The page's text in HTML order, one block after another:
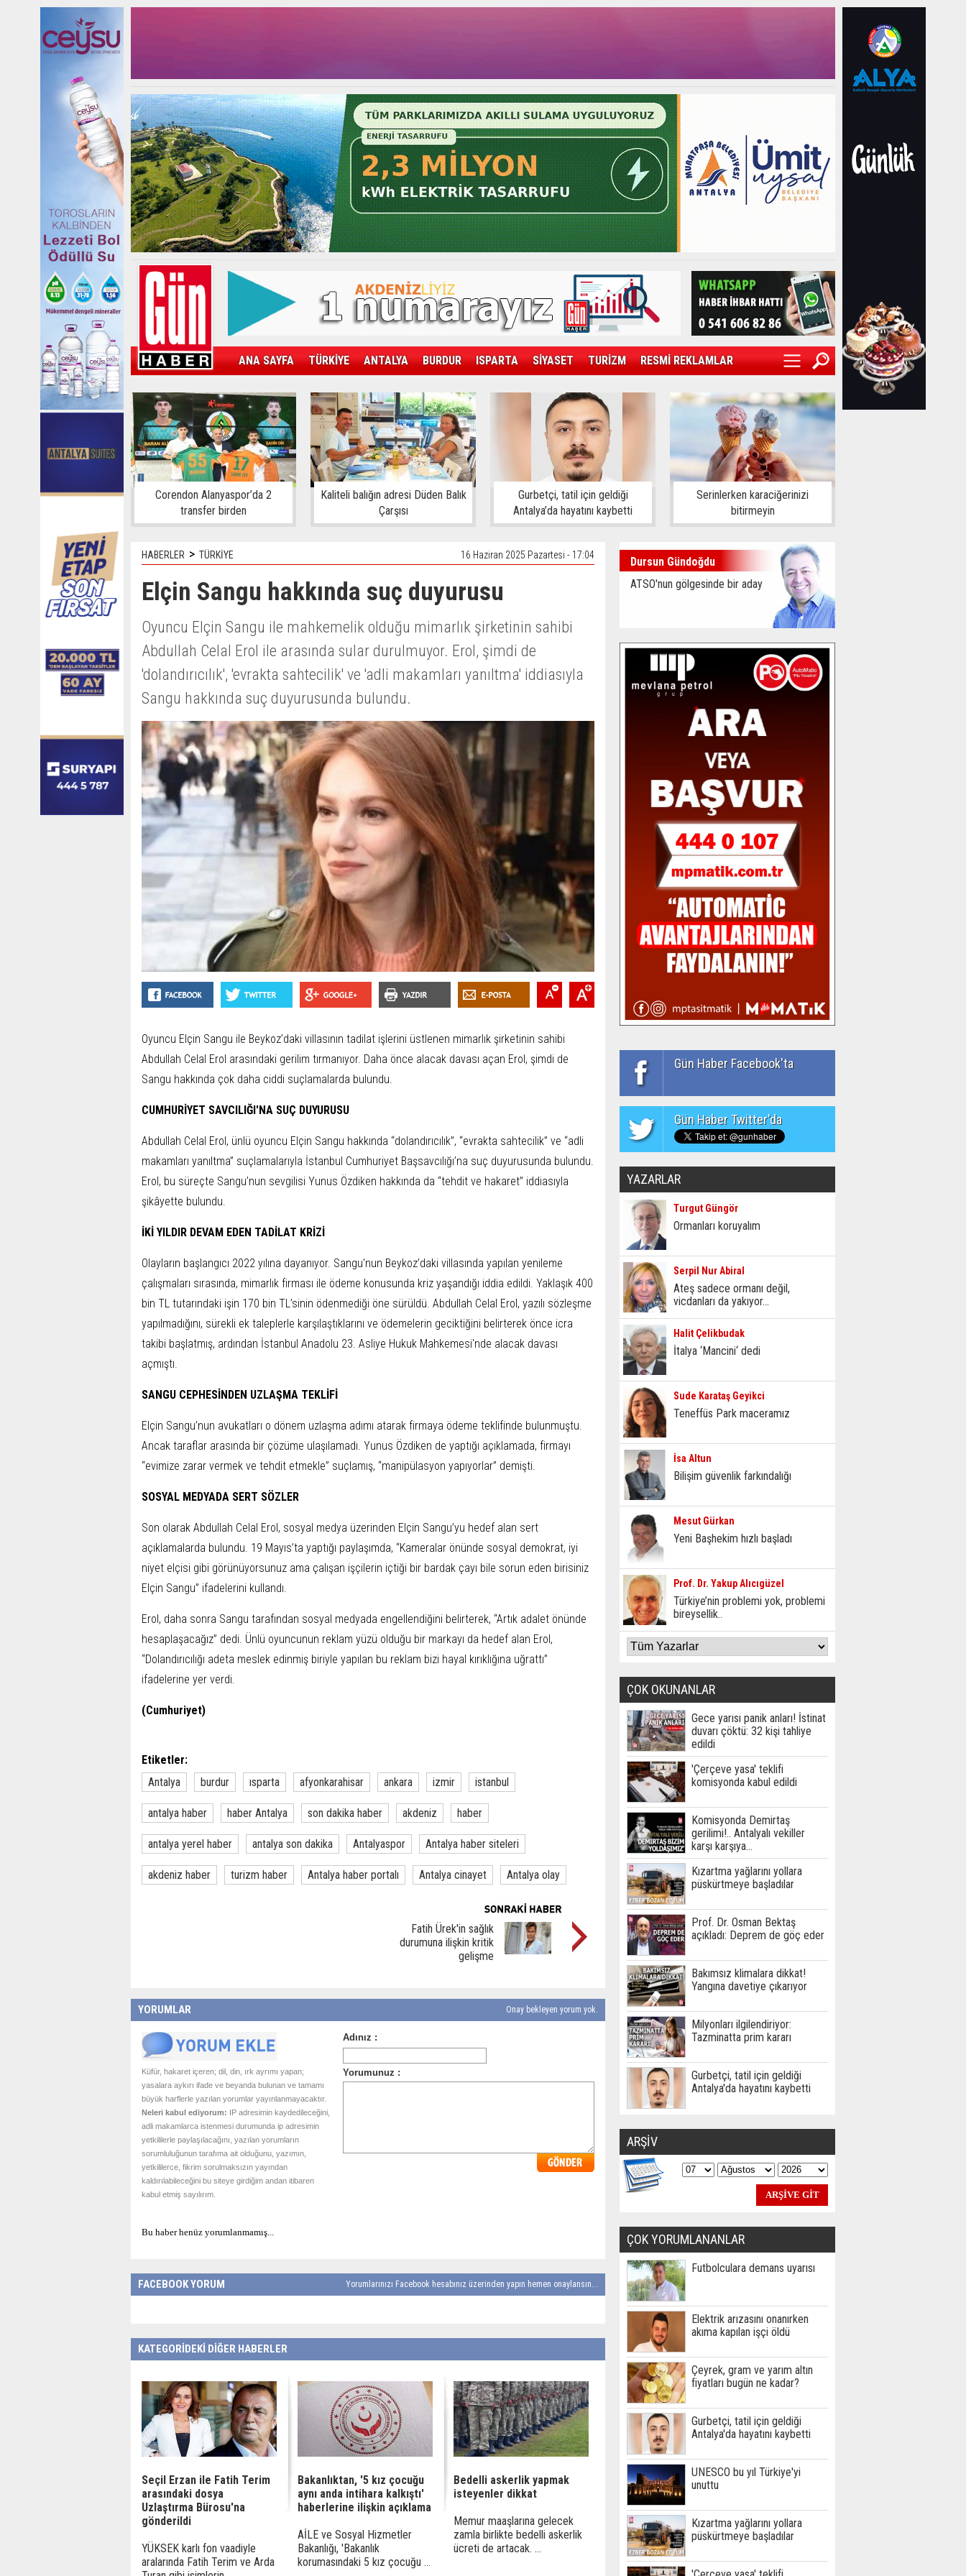
ANA SAYFA TÜRKİYE ANTALYA BURDUR ISPARTA SİYASET TURİZM RESMİ REKLAMLAR
KAMPÜS SPOR GÜN'ÜN ÜRÜNÜ SAĞLIK EKONOMİ DÜNYA
Corendon Alanyaspor’da 2
transfer birden
Kaliteli balığın adresi Düden Balık
Çarşısı
Gurbetçi, tatil için geldiği
Antalya’da hayatını kaybetti
Serinlerken karaciğerinizi
bitirmeyin
HABERLER > TÜRKİYE 16 Haziran 2025 Pazartesi - 17:04
Elçin Sangu hakkında suç duyurusu
Oyuncu Elçin Sangu ile mahkemelik olduğu mimarlık şirketinin sahibi
Abdullah Celal Erol ile arasında sular durulmuyor. Erol, şimdi de
'dolandırıcılık', 'evrakta sahtecilik' ve 'adli makamları yanıltma' iddiasıyla
Sangu hakkında suç duyurusunda bulundu.
Oyuncu Elçin Sangu ile Beykoz’daki villasının tadilat işlerini üstlenen mimarlık şirketinin sahibi
Abdullah Celal Erol arasındaki gerilim tırmanıyor. Daha önce alacak davası açan Erol, şimdi de
Sangu hakkında çok daha ciddi suçlamalarda bulundu.
CUMHURİYET SAVCILIĞI'NA SUÇ DUYURUSU
Abdullah Celal Erol, ünlü oyuncu Elçin Sangu hakkında “dolandırıcılık”, “evrakta sahtecilik” ve “adli
makamları yanıltma” suçlamalarıyla İstanbul Cumhuriyet Başsavcılığı’na suç duyurusunda bulundu.
Erol, bu süreçte Sangu’nun sevgilisi Yunus Özdiken hakkında da “tehdit ve hakaret” iddiasıyla
şikâyette bulundu.
İKİ YILDIR DEVAM EDEN TADİLAT KRİZİ
Olayların başlangıcı 2022 yılına dayanıyor. Sangu'nun Beykoz’daki villasında yapılan yenileme
çalışmaları sırasında, mimarlık firması ile ödeme konusunda kriz yaşandığı iddia edildi. Yaklaşık 400
bin TL tutarındaki işin 170 bin TL’sinin ödenmediği öne sürüldü. Abdullah Celal Erol, yazılı sözleşme
yapılmadığını, sürekli ek taleplerle karşılaştıklarını ve ödemelerin geciktiğini belirterek önce icra
takibi başlatmış, ardından İstanbul Anadolu 23. Asliye Hukuk Mahkemesi'nde alacak davası
açmıştı.
SANGU CEPHESİNDEN UZLAŞMA TEKLİFİ
Elçin Sangu’nun avukatları o dönem uzlaşma adımı atarak firmaya ödeme teklifinde bulunmuştu.
Ancak taraflar arasında bir çözüme ulaşılamadı. Yunus Özdiken de yaptığı açıklamada, firmayı
“evimize zarar vermek ve tehdit etmekle” suçlamış, “manipülasyon yapıyorlar” demişti.
SOSYAL MEDYADA SERT SÖZLER
Son olarak Abdullah Celal Erol, sosyal medya üzerinden Elçin Sangu’yu hedef alan sert
açıklamalarda bulundu. 19 Mayıs’ta yaptığı paylaşımda, “Kameralar önünde sosyal demokrat, iyi
niyet elçisi gibi görünüyorsunuz ama çalışan işçilerin içtiği bir bardak çayı bile sorun eden birisiniz
Elçin Sangu” ifadelerini kullandı.
Erol, daha sonra Sangu tarafından sosyal medyada engellendiğini belirterek, “Artık adalet önünde
hesaplaşacağız” dedi. Ünlü oyuncunun reklam yüzü olduğu bir markayı da hedef alan Erol,
“Dolandırıcılığı adeta meslek edinmiş biriyle yapılan bu reklam bizi hayal kırıklığına uğrattı”
ifadelerine yer verdi.
(Cumhuriyet)
Etiketler:
Antalya
burdur ısparta afyonkarahisar ankara izmir istanbul
antalya haber haber Antalya son dakika haber akdeniz haber
antalya yerel haber antalya son dakika Antalyaspor Antalya haber siteleri
akdeniz haber turizm haber Antalya haber portalı Antalya cinayet Antalya olay
Fatih Ürek'in sağlık
durumuna ilişkin kritik
gelişme
YORUMLAR Onay bekleyen yorum yok.
Küfür, hakaret içeren; dil, din, ırk ayrımı yapan;
yasalara aykırı ifade ve beyanda bulunan ve tamamı
büyük harflerle yazılan yorumlar yayınlanmayacaktır.
Neleri kabul ediyorum: IP adresimin kaydedileceğini,
adli makamlarca istenmesi durumunda ip adresimin
yetkililerle paylaşılacağını, yazılan yorumların
sorumluluğunun tarafıma ait olduğunu, yazımın,
yetkililerce, fikrim sorulmaksızın yayından
kaldırılabileceğini bu siteye girdiğim andan itibaren
kabul etmiş sayılırım.
Bu haber henüz yorumlanmamış...
FACEBOOK YORUM Yorumlarınızı Facebook hesabınız üzerinden yapın hemen onaylansın...
KATEGORİDEKİ DİĞER HABERLER
Seçil Erzan ile Fatih Terim
arasındaki dosya
Uzlaştırma Bürosu'na
gönderildi
YÜKSEK karlı fon vaadiyle
aralarında Fatih Terim ve Arda
Bakanlıktan, '5 kız çocuğu
aynı anda intihara kalkıştı'
haberlerine ilişkin açıklama
AİLE ve Sosyal Hizmetler
Bakanlığı, 'Bakanlık
korumasındaki 5 kız çocuğu ...
Bedelli askerlik yapmak
isteyenler dikkat
Memur maaşlarına gelecek
zamla birlikte bedelli askerlik
ücreti de artacak. ...
Dursun Gündoğdu
ATSO'nun gölgesinde bir aday
Gün Haber Facebook'ta
Gün Haber Twitter'da
YAZARLAR
Turgut Güngör
Ormanları koruyalım
Serpil Nur Abiral
Ateş sadece ormanı değil,
vicdanları da yakıyor...
Halit Çelikbudak
İtalya ‘Mancini‘ dedi
Sude Karataş Geyikci
Teneffüs Park maceramız
İsa Altun
Bilişim güvenlik farkındalığı
Mesut Gürkan
Yeni Başhekim hızlı başladı
Prof. Dr. Yakup Alıcıgüzel
Türkiye’nin problemi yok, problemi
bireysellik..
ÇOK OKUNANLAR
Gece yarısı panik anları! İstinat
duvarı çöktü: 32 kişi tahliye
edildi
'Çerçeve yasa' teklifi
komisyonda kabul edildi
Komisyonda Demirtaş
gerilimi!.. Antalyalı vekiller
karşı karşıya…
Kızartma yağlarını yollara
püskürtmeye başladılar
Prof. Dr. Osman Bektaş
açıkladı: Deprem de göç eder
Bakımsız klimalara dikkat!
Yangına davetiye çıkarıyor
Milyonları ilgilendiriyor:
Tazminatta prim kararı
Gurbetçi, tatil için geldiği
Antalya'da hayatını kaybetti
ARŞİV
ÇOK YORUMLANANLAR
Futbolculara demans uyarısı
Elektrik arızasını onanırken
akıma kapılan işçi öldü
Çeyrek, gram ve yarım altın
fiyatları bugün ne kadar?
Gurbetçi, tatil için geldiği
Antalya'da hayatını kaybetti
UNESCO bu yıl Türkiye'yi
unuttu
Kızartma yağlarını yollara
püskürtmeye başladılar